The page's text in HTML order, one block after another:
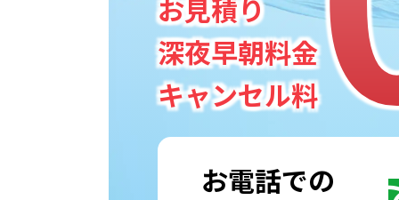
お見積り
深夜早朝料金
キャンセル料
お電話での